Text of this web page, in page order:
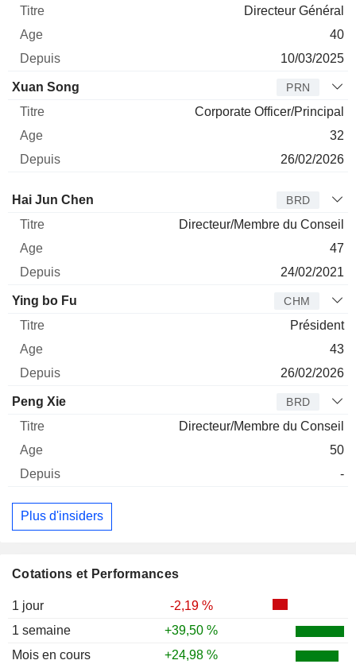
Cotations et Performances
1 jour
-2,19 %
1 semaine
+39,50 %
Mois en cours
+24,98 %
Directeur Général
40
10/03/2025
Xuan Song PRN
Corporate Officer/Principal
32
26/02/2026
Administrateur
Hai Jun Chen BRD
Directeur/Membre du Conseil
47
24/02/2021
Ying bo Fu CHM
Président
43
26/02/2026
Peng Xie BRD
Directeur/Membre du Conseil
50
-
Plus d'insiders